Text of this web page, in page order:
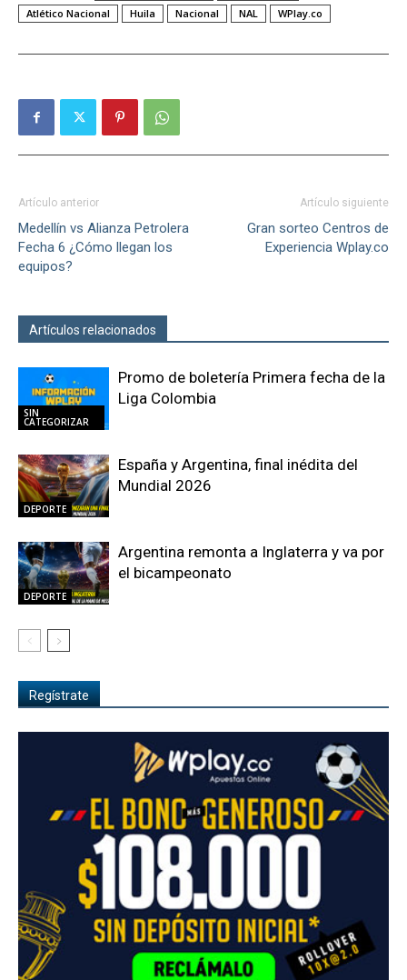
Atlético Nacional
Huila Nacional NAL WPlay.co
Artículo anterior
Medellín vs Alianza Petrolera
Fecha 6 ¿Cómo llegan los
equipos?
Artículo siguiente
Gran sorteo Centros de
Experiencia Wplay.co
Artículos relacionados
SIN
CATEGORIZAR
Promo de boletería Primera fecha de la
Liga Colombia
DEPORTE
España y Argentina, final inédita del
Mundial 2026
DEPORTE
Argentina remonta a Inglaterra y va por
el bicampeonato
Regístrate